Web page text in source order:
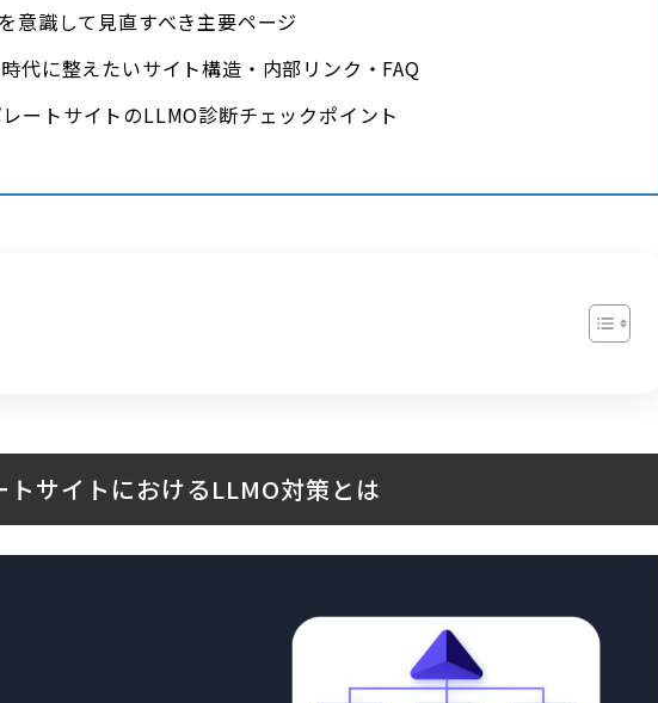
意識して見直すべき主要ページ
代に整えたいサイト構造・内部リンク・FAQ
ートサイトのLLMO診断チェックポイント
トサイトにおけるLLMO対策とは